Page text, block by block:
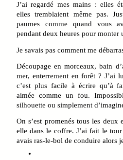
J’ai regardé mes mains : elles
elles tremblaient même pas.
paumes comme quand vous
pendant deux heures pour monter
Je savais pas comment me
Découpage en morceaux, bain
mer, enterrement en forêt ? J’ai
c’est plus facile à écrire qu’à
aimée comme un fou.
silhouette ou simplement
On s’est promenés tous les
elle dans le coffre. J’ai fait le
avais ras-le-bol de conduire alors